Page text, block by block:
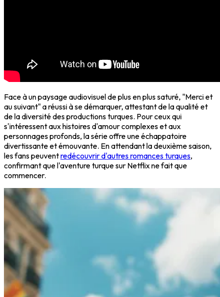
Face à un paysage audiovisuel de plus en plus saturé, "Merci et
au suivant" a réussi à se démarquer, attestant de la qualité et
de la diversité des productions turques. Pour ceux qui
s'intéressent aux histoires d'amour complexes et aux
personnages profonds, la série offre une échappatoire
divertissante et émouvante. En attendant la deuxième saison,
les fans peuventredécouvrir d'autres romances turques,
confirmant que l'aventure turque sur Netflix ne fait que
commencer.